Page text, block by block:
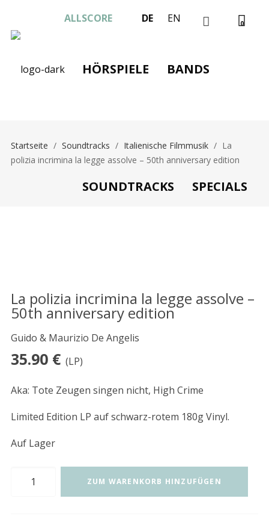
ALLSCORE DE EN 0
HÖRSPIELE BANDS
SOUNDTRACKS SPECIALS
Startseite / Soundtracks / Italienische Filmmusik / La
polizia incrimina la legge assolve – 50th anniversary edition
La polizia incrimina la legge assolve –
50th anniversary edition
Guido & Maurizio De Angelis
35.90 €(LP)
Aka: Tote Zeugen singen nicht, High Crime
Limited Edition LP auf schwarz-rotem 180g Vinyl.
Auf Lager
ZUM WARENKORB HINZUFÜGEN